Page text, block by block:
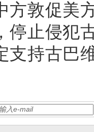
方敦促美
停止侵犯
支持古巴